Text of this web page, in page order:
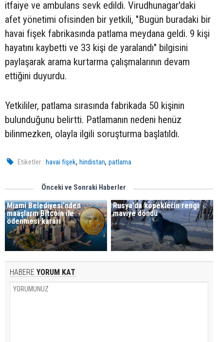
itfaiye ve ambulans sevk edildi. Virudhunagar'daki
afet yönetimi ofisinden bir yetkili, "Bugün buradaki bir
havai fişek fabrikasında patlama meydana geldi. 9 kişi
hayatını kaybetti ve 33 kişi de yaralandı" bilgisini
paylaşarak arama kurtarma çalışmalarının devam
ettiğini duyurdu.
Yetkililer, patlama sırasında fabrikada 50 kişinin
bulunduğunu belirtti. Patlamanın nedeni henüz
bilinmezken, olayla ilgili soruşturma başlatıldı.
Etiketler : havai fişek,hindistan,patlama
Önceki ve Sonraki Haberler
Miami Belediyesi’nden
maaşların Bitcoin ile
ödenmesi kararı
Rusya'da köpeklerin rengi
maviye döndü
HABERE YORUM KAT